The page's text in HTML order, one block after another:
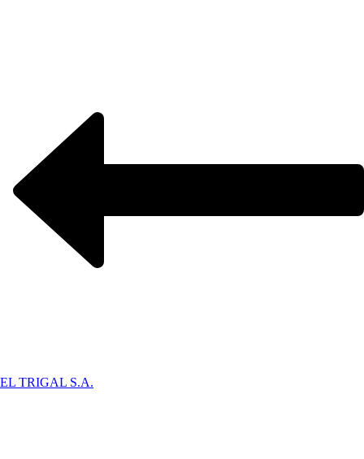
EL TRIGAL S.A.